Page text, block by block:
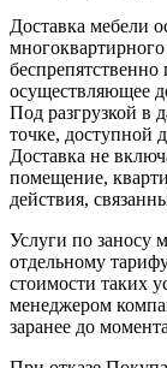
Доставка мебели
беспрепятственно
осуществляющее
Под разгрузкой в
точке, доступной
Доставка не
помещение,
действия,
Услуги по заносу
отдельному
стоимости таких
менеджером
заранее до